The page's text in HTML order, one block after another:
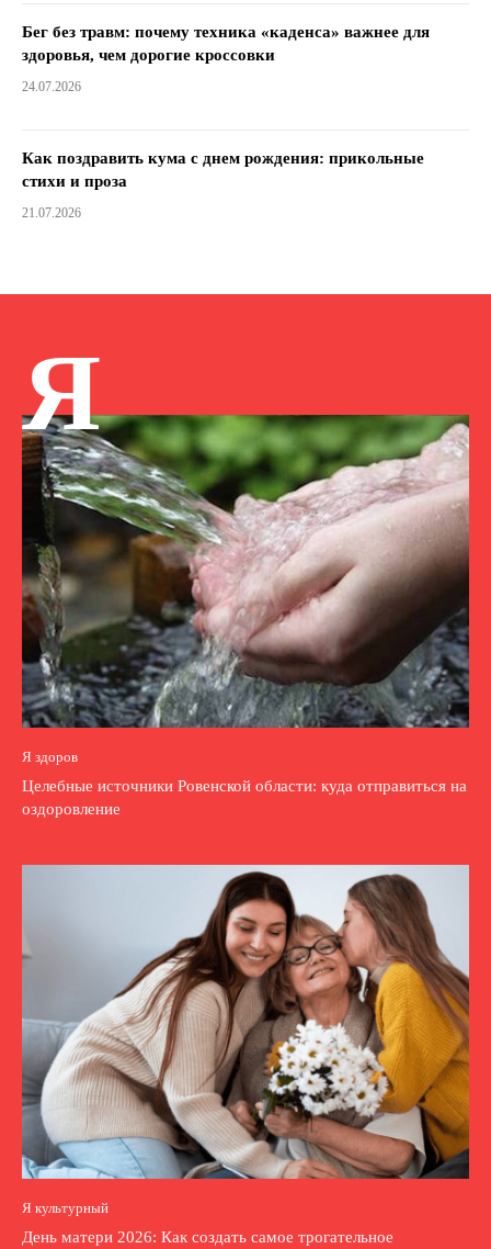
Бег без травм: почему техника «каденса» важнее для
здоровья, чем дорогие кроссовки
24.07.2026
Как поздравить кума с днем ​​рождения: прикольные
стихи и проза
21.07.2026
Я
Я здоров
Целебные источники Ровенской области: куда отправиться на
оздоровление
Я культурный
День матери 2026: Как создать самое трогательное